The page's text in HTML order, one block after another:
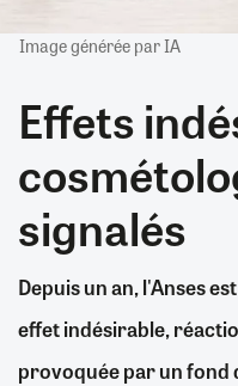
Image générée par IA
Effets
signalés
Depuis un an, l'Anses
effet indésirable,
provoquée par un fond